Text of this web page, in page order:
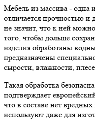
Мебель из массива -
отличается прочностью
не значит, что к ней
того, чтобы дольше
изделия обработаны
предназначены
сырости, влажности,
Такая обработка
подтверждает
что в составе нет
используют даже для